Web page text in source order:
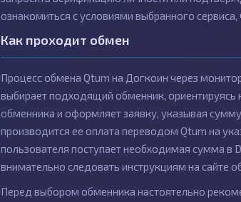
ознакомиться с условиями выбранного
Как проходит обмен
Процесс обмена Qtum на Догкоин через
выбирает подходящий обменник, ориентируясь
обменника и оформляет заявку, указывая
производится ее оплата переводом Qtum на
пользователя поступает необходимая сумма в
внимательно следовать инструкциям на сайте
Перед выбором обменника настоятельно